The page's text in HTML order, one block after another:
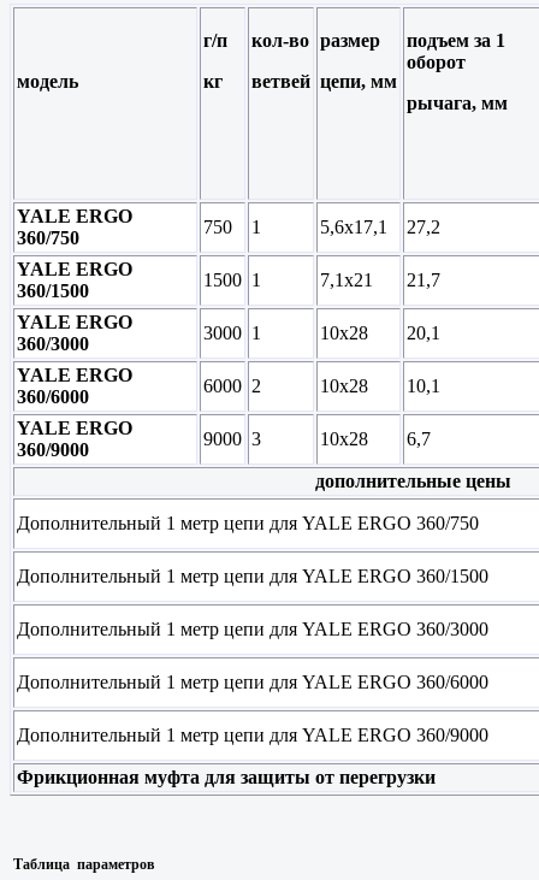
модель
г/п
кг
кол-во
ветвей
размер
цепи, мм
подъем за 1
оборот
рычага, мм
YALE ERGO
360/750
750 1 5,6х17,1 27,2
YALE ERGO
360/1500
1500 1 7,1х21 21,7
YALE ERGO
360/3000
3000 1 10х28 20,1
YALE ERGO
360/6000
6000 2 10х28 10,1
YALE ERGO
360/9000
9000 3 10х28 6,7
дополнительные цены
Дополнительный 1 метр цепи для YALE ERGO 360/750
Дополнительный 1 метр цепи для YALE ERGO 360/1500
Дополнительный 1 метр цепи для YALE ERGO 360/3000
Дополнительный 1 метр цепи для YALE ERGO 360/6000
Дополнительный 1 метр цепи для YALE ERGO 360/9000
Фрикционная муфта для защиты от перегрузки
Таблица параметров